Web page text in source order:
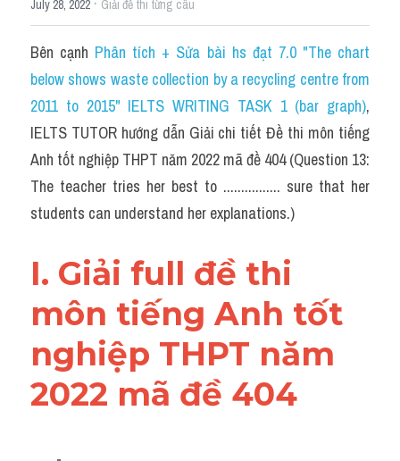
Idiom
Grammar
Collocation
Word form
Cách dùng từ
Phân biệt từ
Writing
Reading
July 28, 2022 Giải đề thi từng câu
Bên cạnh Phân tích + Sửa bài hs đạt 7.0 "The chart
below shows waste collection by a recycling centre from
2011 to 2015" IELTS WRITING TASK 1 (bar graph),
IELTS TUTOR hướng dẫn Giải chi tiết Đề thi môn tiếng
Anh tốt nghiệp THPT năm 2022 mã đề 404 (Question 13:
The teacher tries her best to ................ sure that her
students can understand her explanations.)
I. Giải full đề thi
môn tiếng Anh tốt
nghiệp THPT năm
2022 mã đề 404